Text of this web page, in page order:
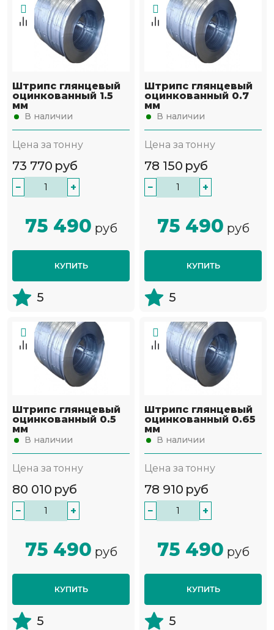
Штрипс глянцевый
оцинкованный 1.5
мм
В наличии
Цена за тонну
73 770 руб
− +
75 490 руб
КУПИТЬ
5
Штрипс глянцевый
оцинкованный 0.7
мм
В наличии
Цена за тонну
78 150 руб
− +
75 490 руб
КУПИТЬ
5
Штрипс глянцевый
оцинкованный 0.5
мм
В наличии
Цена за тонну
80 010 руб
− +
75 490 руб
КУПИТЬ
5
Штрипс глянцевый
оцинкованный 0.65
мм
В наличии
Цена за тонну
78 910 руб
− +
75 490 руб
КУПИТЬ
5